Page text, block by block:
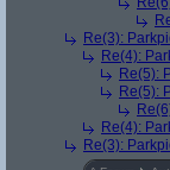
Re(3):
Re(4):
Re(5):
Re(5):
Re(4):
Re(3):